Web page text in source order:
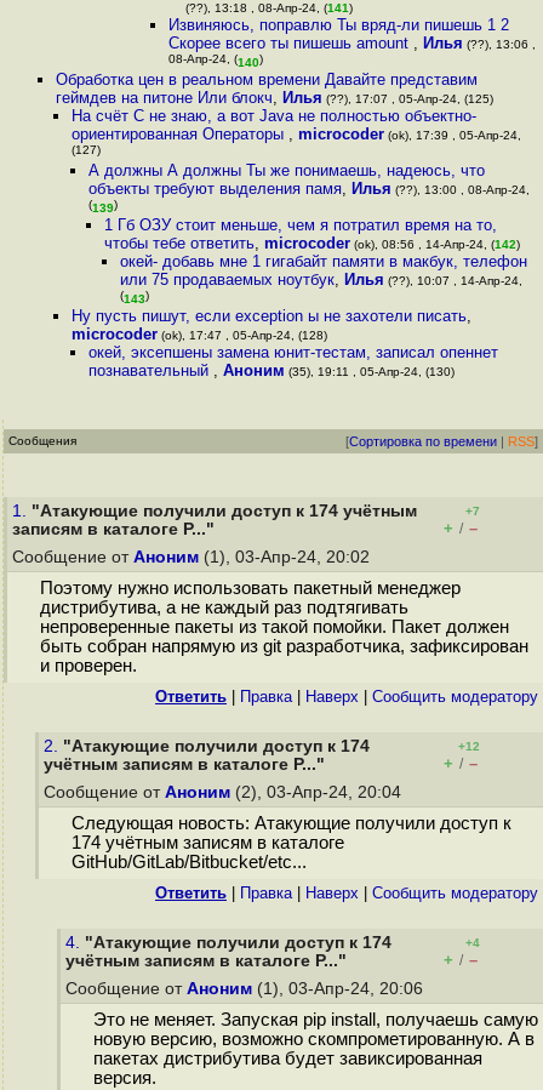
(??), 13:18 , 08-Апр-24, (141)
Извиняюсь, поправлю Ты вряд-ли пишешь 1 2
Скорее всего ты пишешь amount , Илья (??), 13:06 ,
08-Апр-24, (140)
Обработка цен в реальном времени Давайте представим
геймдев на питоне Или блокч, Илья (??), 17:07 , 05-Апр-24, (125)
На счёт C не знаю, а вот Java не полностью объектно-
ориентированная Операторы ,microcoder (ok), 17:39 , 05-Апр-24,
(127)
А должны А должны Ты же понимаешь, надеюсь, что
объекты требуют выделения памя, Илья (??), 13:00 , 08-Апр-24,
(139)
1 Гб ОЗУ стоит меньше, чем я потратил время на то,
чтобы тебе ответить, microcoder(ok), 08:56 , 14-Апр-24, (142)
окей- добавь мне 1 гигабайт памяти в макбук, телефон
или 75 продаваемых ноутбук, Илья (??), 10:07 , 14-Апр-24,
(143)
Ну пусть пишут, если exception ы не захотели писать,
microcoder (ok), 17:47 , 05-Апр-24, (128)
окей, эксепшены замена юнит-тестам, записал опеннет
познавательный , Аноним (35), 19:11 , 05-Апр-24, (130)
Сообщения [Сортировка по времени | RSS]
1. "Атакующие получили доступ к 174 учётным
записям в каталоге P..."
+7
+ / –
Сообщение от Аноним (1), 03-Апр-24, 20:02
Поэтому нужно использовать пакетный менеджер
дистрибутива, а не каждый раз подтягивать
непроверенные пакеты из такой помойки. Пакет должен
быть собран напрямую из git разработчика, зафиксирован
и проверен.
Ответить Правка| Наверх Cообщить модератору
2. "Атакующие получили доступ к 174
учётным записям в каталоге P..."
+12
+ / –
Сообщение от Аноним (2), 03-Апр-24, 20:04
Следующая новость: Атакующие получили доступ к
174 учётным записям в каталоге
GitHub/GitLab/Bitbucket/etc...
Ответить Правка| Наверх Cообщить модератору
4. "Атакующие получили доступ к 174
учётным записям в каталоге P..."
+4
+ / –
Сообщение от Аноним (1), 03-Апр-24, 20:06
Это не меняет. Запуская pip install, получаешь самую
новую версию, возможно скомпрометированную. А в
пакетах дистрибутива будет завиксированная
версия.